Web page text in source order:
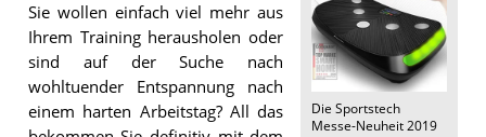
Die Sportstech
Messe-Neuheit 2019
Sie wollen einfach viel mehr aus
Ihrem Training herausholen oder
sind auf der Suche nach
wohltuender Entspannung nach
einem harten Arbeitstag? All das